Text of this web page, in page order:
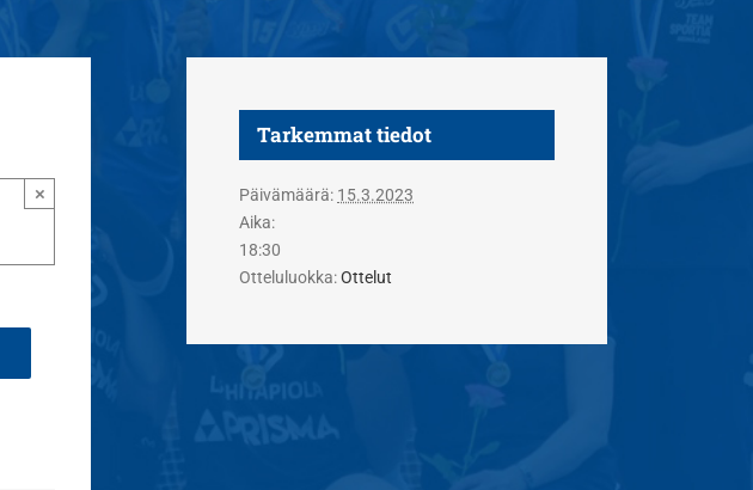
×
Tarkemmat tiedot
Päivämäärä: 15.3.2023
Aika:
18:30
Otteluluokka:Ottelut